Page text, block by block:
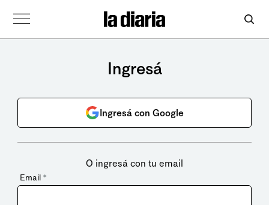
Ingresá
Ingresá con Google
O ingresá con tu email
Email *